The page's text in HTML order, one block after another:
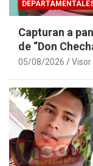
Capturan a
de “Don
05/08/2026